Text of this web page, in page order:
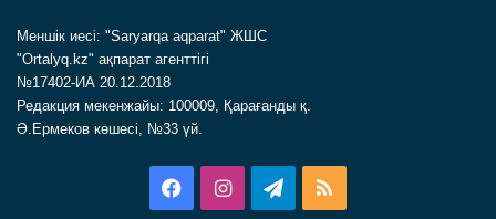
Меншік иесі: "Saryarqa aqparat" ЖШС
"Ortalyq.kz" ақпарат агенттігі
№17402-ИА 20.12.2018
Редакция мекенжайы: 100009, Қарағанды қ.
Ә.Ермеков көшесі, №33 үй.
FacebookInstagramTelegram